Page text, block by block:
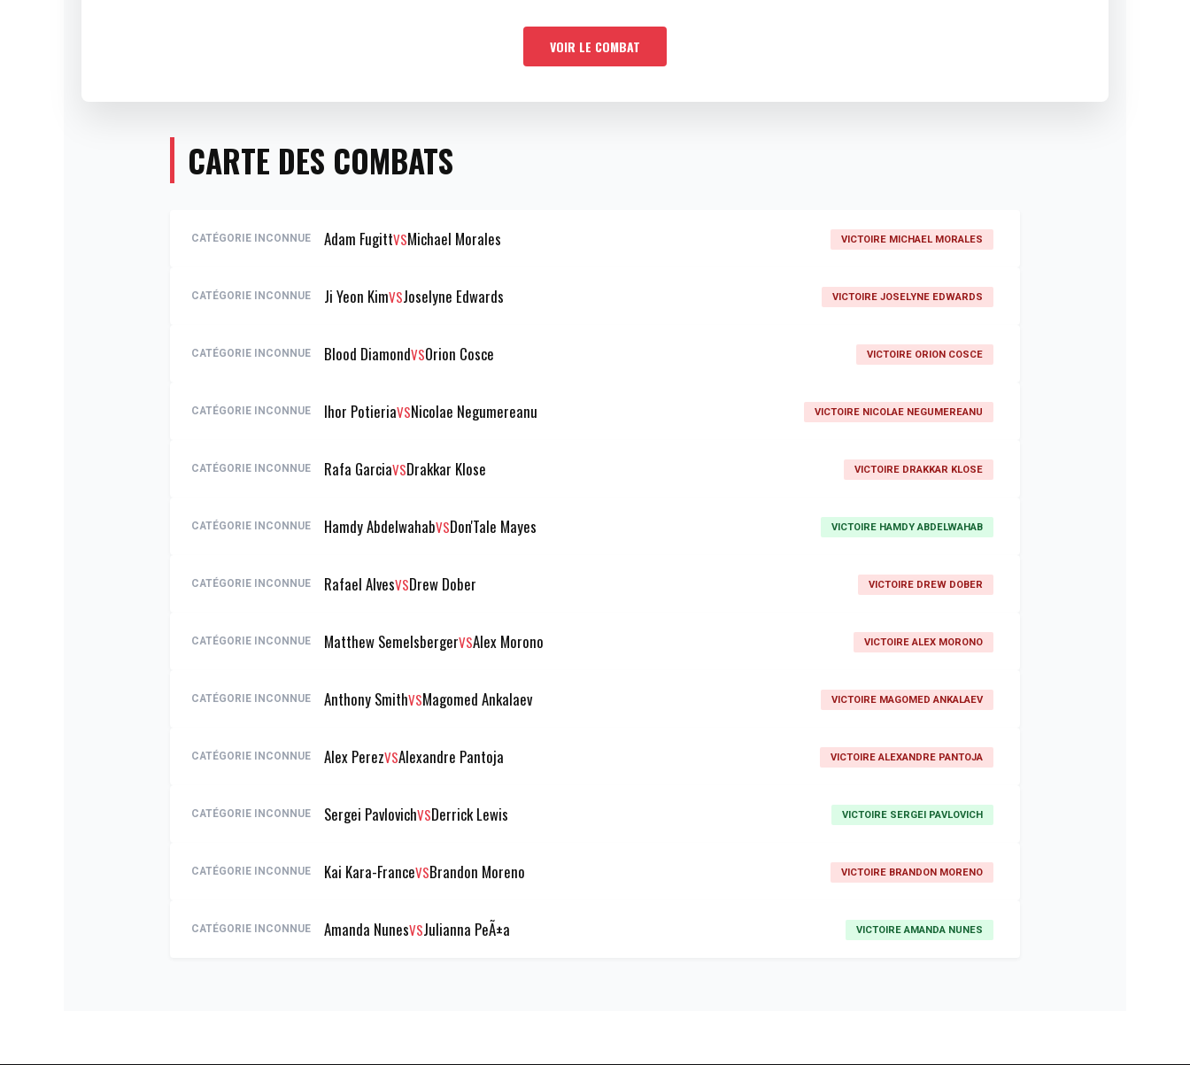
VOIR LE COMBAT
CARTE DES COMBATS
CATÉGORIE INCONNUE Adam FugittVSMichael Morales VICTOIRE MICHAEL MORALES
CATÉGORIE INCONNUE Ji Yeon KimVSJoselyne Edwards VICTOIRE JOSELYNE EDWARDS
CATÉGORIE INCONNUE Blood DiamondVSOrion Cosce VICTOIRE ORION COSCE
CATÉGORIE INCONNUE Ihor PotieriaVSNicolae Negumereanu VICTOIRE NICOLAE NEGUMEREANU
CATÉGORIE INCONNUE Rafa GarciaVSDrakkar Klose VICTOIRE DRAKKAR KLOSE
CATÉGORIE INCONNUE Hamdy AbdelwahabVSDon'Tale Mayes VICTOIRE HAMDY ABDELWAHAB
CATÉGORIE INCONNUE Rafael AlvesVSDrew Dober VICTOIRE DREW DOBER
CATÉGORIE INCONNUE Matthew SemelsbergerVSAlex Morono VICTOIRE ALEX MORONO
CATÉGORIE INCONNUE Anthony SmithVSMagomed Ankalaev VICTOIRE MAGOMED ANKALAEV
CATÉGORIE INCONNUE Alex PerezVSAlexandre Pantoja VICTOIRE ALEXANDRE PANTOJA
CATÉGORIE INCONNUE Sergei PavlovichVSDerrick Lewis VICTOIRE SERGEI PAVLOVICH
CATÉGORIE INCONNUE Kai Kara-FranceVSBrandon Moreno VICTOIRE BRANDON MORENO
CATÉGORIE INCONNUE Amanda NunesVSJulianna PeÃ±a VICTOIRE AMANDA NUNES